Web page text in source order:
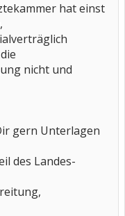
hat einst
nicht und
gern Unterlagen
des Landes-